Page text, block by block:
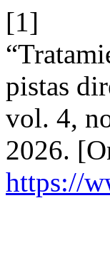
[1]
pistas
vol. 4,
2026.
https://